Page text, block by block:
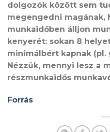
dolgozók között sem
megengedni magának,
munkaidőben álljon
kenyerét: sokan 8
minimálbért kapnak
Nézzük, mennyi lesz a
részmunkaidős
Forrás